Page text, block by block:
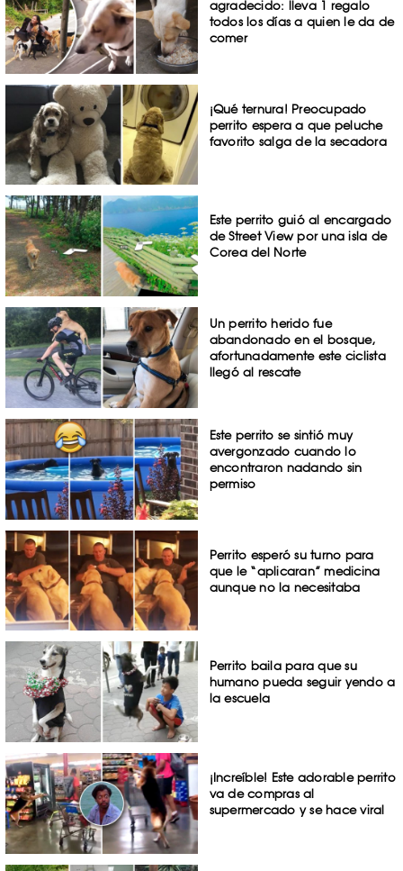
agradecido: lleva 1 regalo
todos los días a quien le da de
comer
¡Qué ternura! Preocupado
perrito espera a que peluche
favorito salga de la secadora
Este perrito guió al encargado
de Street View por una isla de
Corea del Norte
Un perrito herido fue
abandonado en el bosque,
afortunadamente este ciclista
llegó al rescate
Este perrito se sintió muy
avergonzado cuando lo
encontraron nadando sin
permiso
Perrito esperó su turno para
que le “aplicaran” medicina
aunque no la necesitaba
Perrito baila para que su
humano pueda seguir yendo a
la escuela
¡Increíble! Este adorable perrito
va de compras al
supermercado y se hace viral